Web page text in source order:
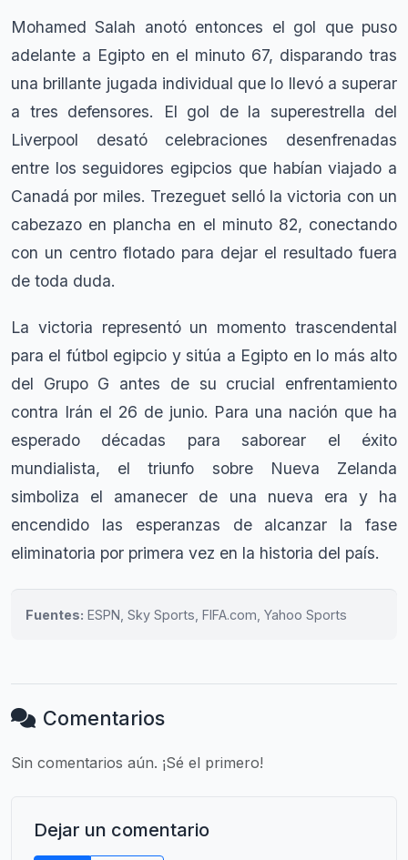
Mohamed Salah anotó entonces el gol que puso
adelante a Egipto en el minuto 67, disparando tras
una brillante jugada individual que lo llevó a superar
a tres defensores. El gol de la superestrella del
Liverpool desató celebraciones desenfrenadas
entre los seguidores egipcios que habían viajado a
Canadá por miles. Trezeguet selló la victoria con un
cabezazo en plancha en el minuto 82, conectando
con un centro flotado para dejar el resultado fuera
de toda duda.
La victoria representó un momento trascendental
para el fútbol egipcio y sitúa a Egipto en lo más alto
del Grupo G antes de su crucial enfrentamiento
contra Irán el 26 de junio. Para una nación que ha
esperado décadas para saborear el éxito
mundialista, el triunfo sobre Nueva Zelanda
simboliza el amanecer de una nueva era y ha
encendido las esperanzas de alcanzar la fase
eliminatoria por primera vez en la historia del país.
Fuentes: ESPN, Sky Sports, FIFA.com, Yahoo Sports
Comentarios
Sin comentarios aún. ¡Sé el primero!
Dejar un comentario